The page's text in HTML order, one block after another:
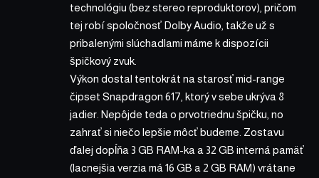
technológiu (bez stereo reproduktorov), pričom
tej robí spoločnosť Dolby Audio, takže už s
pribalenými slúchadlami máme k dispozícii
špičkový zvuk.
Výkon dostal tentokrát na starosť mid-range
čipset Snapdragon 617, ktorý v sebe ukrýva 8
jadier. Nepôjde teda o prvotriednu špičku, no
zahrať si niečo lepšie môcť budeme. Zostavu
ďalej dopĺňa 3 GB RAM-ka a 32 GB interná pamäť
(lacnejšia verzia má 16 GB a 2 GB RAM) vrátane